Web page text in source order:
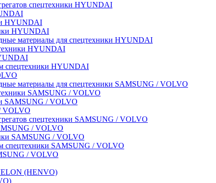
спецтехники HYUNDAI
HYUNDAI
HYUNDAI
материалы для спецтехники HYUNDAI
HYUNDAI
спецтехники HYUNDAI
материалы для спецтехники SAMSUNG / VOLVO
SAMSUNG / VOLVO
SAMSUNG / VOLVO
VOLVO
спецтехники SAMSUNG / VOLVO
/ VOLVO
SAMSUNG / VOLVO
спецтехники SAMSUNG / VOLVO
/ VOLVO
(HENVO)